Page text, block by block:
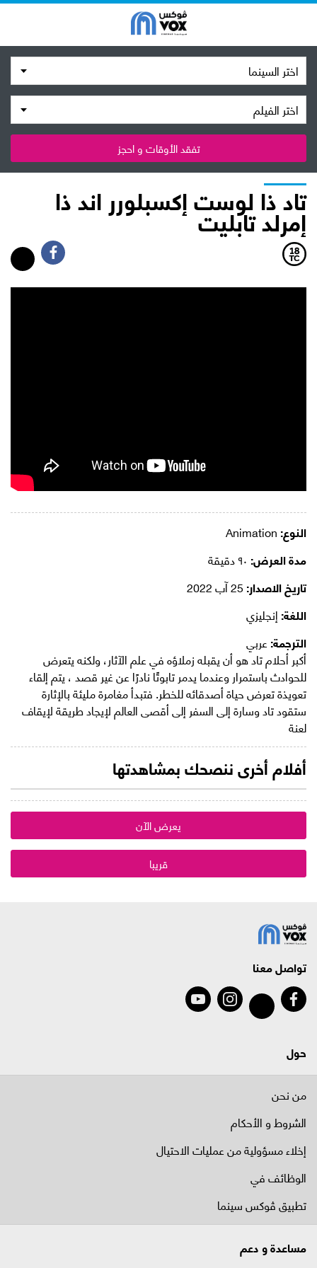
اختر السينما
اختر الفيلم
تفقد الأوقات و احجز
تاد ذا لوست إكسبلورر اند ذا
إمرلد تابليت
النوع:
مدة العرض:
تاريخ الاصدار:
اللغة:إنجليزي
الترجمة:عربي
أكبر أحلام تاد هو أن يقبله زملاؤه في علم الآثار، ولكنه يتعرض
للحوادث باستمرار وعندما يدمر تابوتًا نادرًا عن غير قصد ، يتم إلقاء
تعويذة تعرض حياة أصدقائه للخطر. فتبدأ مغامرة مليئة بالإثارة
ستقود تاد وسارة إلى السفر إلى أقصى العالم لإيجاد طريقة لإيقاف
لعنة
أفلام أخرى ننصحك بمشاهدتها
يعرض الآن
قريبا
تواصل معنا
حول
من نحن
الشروط و الأحكام
إخلاء مسؤولية من عمليات الاحتيال
الوظائف في
تطبيق ڤوكس سينما
مساعدة و دعم